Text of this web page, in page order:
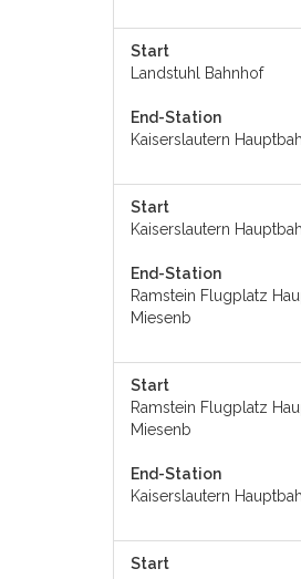
Start
Landstuhl Bahnhof
End-Station
Kaiserslautern
Start
Kaiserslautern
End-Station
Ramstein Flugplatz
Miesenb
Start
Ramstein Flugplatz
Miesenb
End-Station
Kaiserslautern
Start